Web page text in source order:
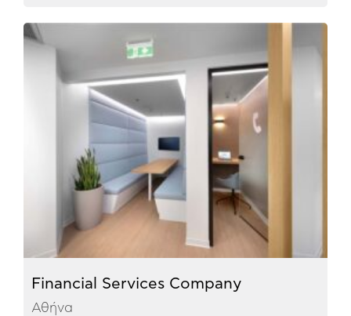
Financial Services Company
Αθήνα